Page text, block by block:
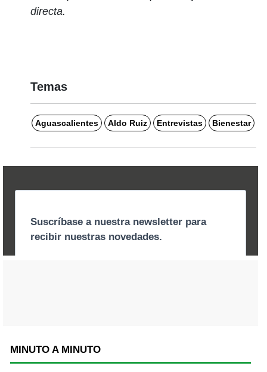
directa.
Temas
Aguascalientes Aldo Ruiz Entrevistas Bienestar
MINUTO A MINUTO